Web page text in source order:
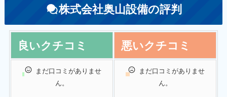
株式会社奥山設備の評判
良いクチコミ 悪いクチコミ
まだ口コミがありませ
ん。
まだ口コミがありませ
ん。